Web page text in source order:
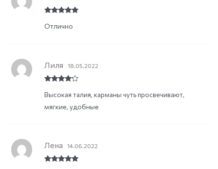
of 5
Отлично
out of 5
Лиля 18.05.2022
Высокая талия, карманы чуть просвечивают,
мягкие, удобные
Лена 14.06.2022